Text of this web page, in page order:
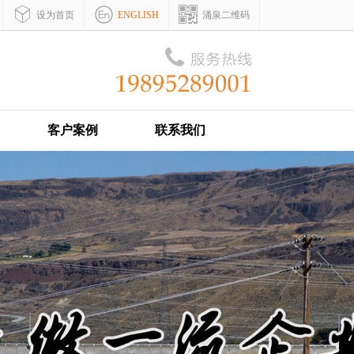
设为首页 ENGLISH 涌泉二维码
客户案例 联系我们